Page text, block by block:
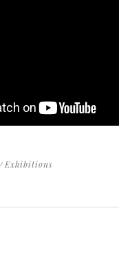
Exhibitions